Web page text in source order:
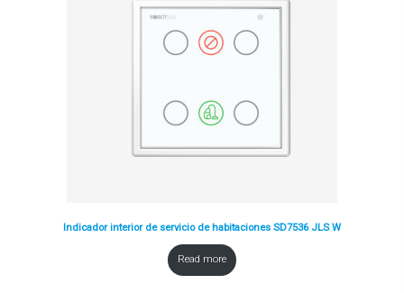
Indicador interior de servicio de habitaciones SD7536 JLS W
Read more